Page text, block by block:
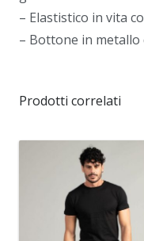
– Elastistico in vita
– Bottone in
Prodotti correlati